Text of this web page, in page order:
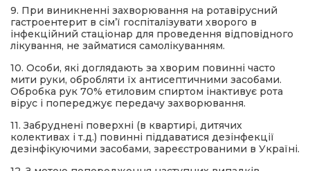
9. При виникненні захворювання на ротавірусний
гастроентерит в сім’ї госпіталізувати хворого в
інфекційний стаціонар для проведення відповідного
лікування, не займатися самолікуванням.
10. Особи, які доглядають за хворим повинні часто
мити руки, обробляти їх антисептичними засобами.
Обробка рук 70% етиловим спиртом інактивує рота
вірус і попереджує передачу захворювання.
11. Забруднені поверхні (в квартирі, дитячих
колективах і т.д.) повинні піддаватися дезінфекції
дезінфікуючими засобами, зареєстрованими в Україні.